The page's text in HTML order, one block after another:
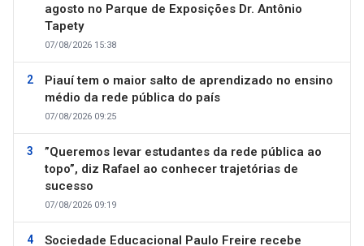
agosto no Parque de Exposições Dr. Antônio
Tapety
07/08/2026 15:38
Piauí tem o maior salto de aprendizado no ensino
médio da rede pública do país
07/08/2026 09:25
”Queremos levar estudantes da rede pública ao
topo”, diz Rafael ao conhecer trajetórias de
sucesso
07/08/2026 09:19
Sociedade Educacional Paulo Freire recebe